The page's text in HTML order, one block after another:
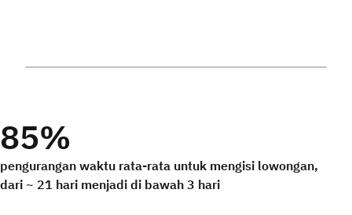
85%
pengurangan waktu rata-rata untuk mengisi lowongan,
dari ~ 21 hari menjadi di bawah 3 hari